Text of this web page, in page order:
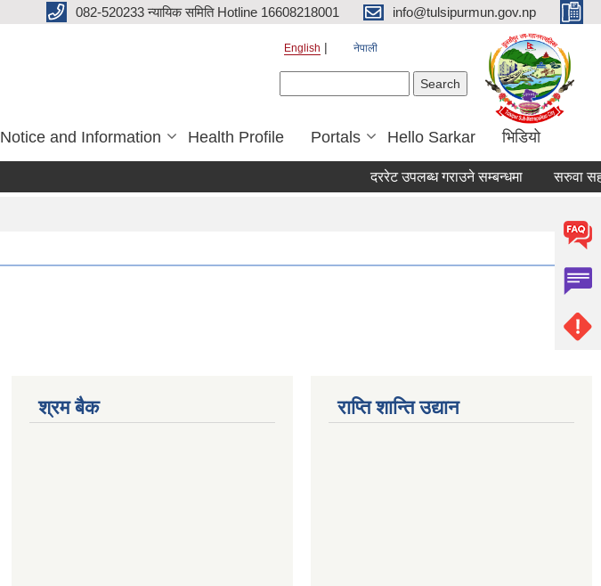
082-520233 न्यायिक समिति Hotline 16608218001 info@tulsipurmun.gov.np
English नेपाली
Notice and Information Health Profile Portals Hello Sarkar भिडियो
दररेट उपलब्ध गराउने सम्बन्धमा सरुवा
श्रम बैक राप्ति शान्ति उद्यान